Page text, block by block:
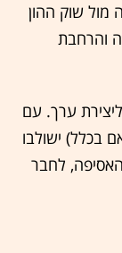
שוק ההון
והרחבת
ערך. עם
בכלל) ישולבו
לחבר